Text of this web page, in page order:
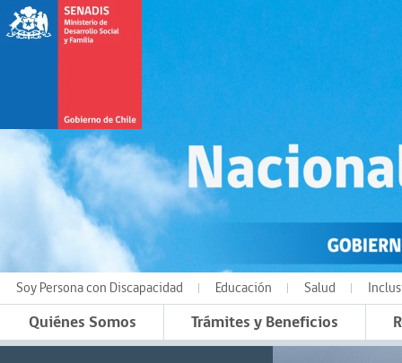
Soy Persona con Discapacidad Educación Salud
Quiénes Somos Trámites y Beneficios